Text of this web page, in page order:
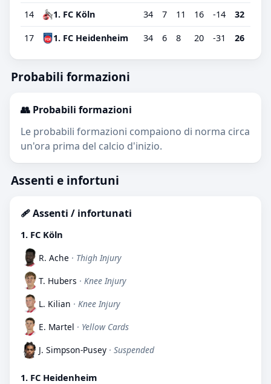
14 1. FC Köln 34 7 11 16 -14 32
17 1. FC Heidenheim 34 6 8 20 -31 26
Probabili formazioni
👥 Probabili formazioni
Le probabili formazioni compaiono di norma circa
un'ora prima del calcio d'inizio.
Assenti e infortuni
🩹 Assenti / infortunati
1. FC Köln
R. Ache · Thigh Injury
T. Hubers · Knee Injury
L. Kilian · Knee Injury
E. Martel · Yellow Cards
J. Simpson-Pusey · Suspended
1. FC Heidenheim